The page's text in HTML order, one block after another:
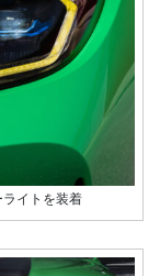
イトを装着